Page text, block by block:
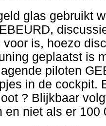
glas gebruikt
is, hoezo
geplaatst is
piloten
in de cockpit.
? Blijkbaar
en niet als er